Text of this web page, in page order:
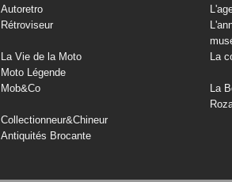
Autoretro
Rétroviseur
La Vie de la Moto
Moto Légende
Mob&Co
Collectionneur&Chineur
Antiquités Brocante
La
La